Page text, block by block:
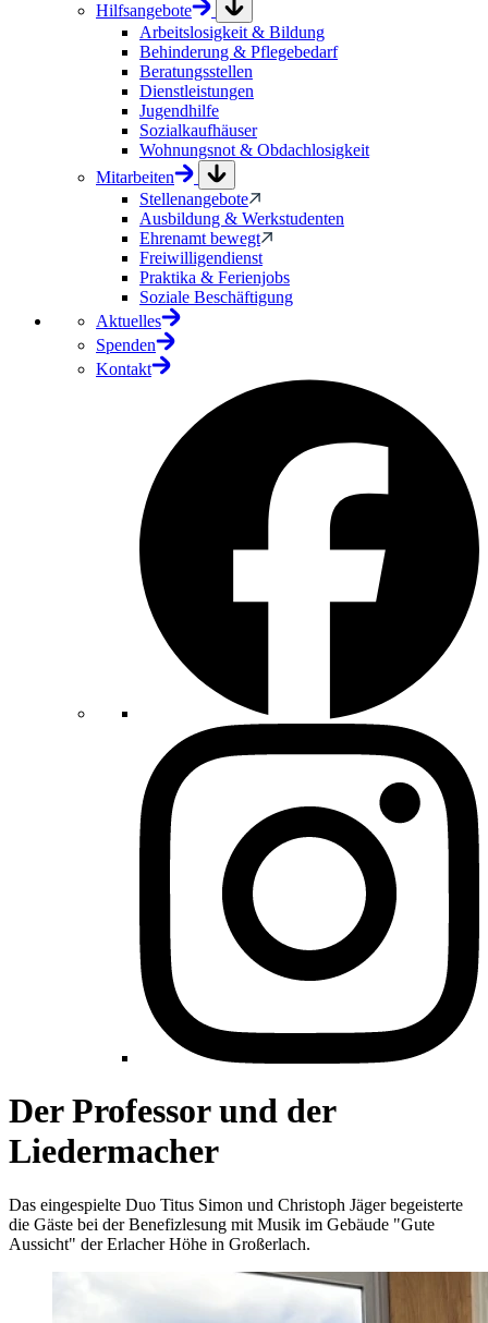
Hilfsangebote
Arbeitslosigkeit & Bildung
Behinderung & Pflegebedarf
Beratungsstellen
Dienstleistungen
Jugendhilfe
Sozialkaufhäuser
Wohnungsnot & Obdachlosigkeit
Mitarbeiten
Stellenangebote
Ausbildung & Werkstudenten
Ehrenamt bewegt
Freiwilligendienst
Praktika & Ferienjobs
Soziale Beschäftigung
Aktuelles
Spenden
Kontakt
Der Professor und der
Liedermacher
Das eingespielte Duo Titus Simon und Christoph Jäger begeisterte
die Gäste bei der Benefizlesung mit Musik im Gebäude "Gute
Aussicht" der Erlacher Höhe in Großerlach.